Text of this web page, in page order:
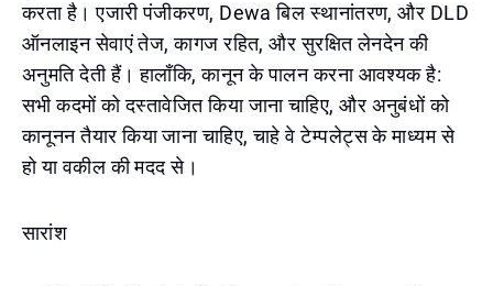
करता है। एजारी पंजीकरण, Dewa बिल स्थानांतरण, और DLD
ऑनलाइन सेवाएं तेज, कागज रहित, और सुरक्षित लेनदेन की
अनुमति देती हैं। हालाँकि, कानून के पालन करना आवश्यक है:
सभी कदमों को दस्तावेजित किया जाना चाहिए, और अनुबंधों को
कानूनन तैयार किया जाना चाहिए, चाहे वे टेम्पलेट्स के माध्यम से
हो या वकील की मदद से।
सारांश